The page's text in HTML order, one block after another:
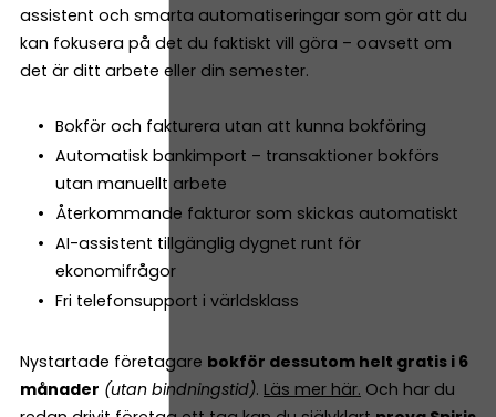
assistent och smarta automatiseringar som gör att du
kan fokusera på det du faktiskt vill göra – oavsett om
det är ditt arbete eller din semester.
Bokför och fakturera utan att kunna bokföring
Automatisk bankimport – transaktioner bokförs
utan manuellt arbete
Återkommande fakturor som skickas automatiskt
AI-assistent tillgänglig dygnet runt för
ekonomifrågor
Fri telefonsupport i världsklass
Nystartade företagare bokför dessutom helt gratis i 6
månader (utan bindningstid). Läs mer här. Och har du